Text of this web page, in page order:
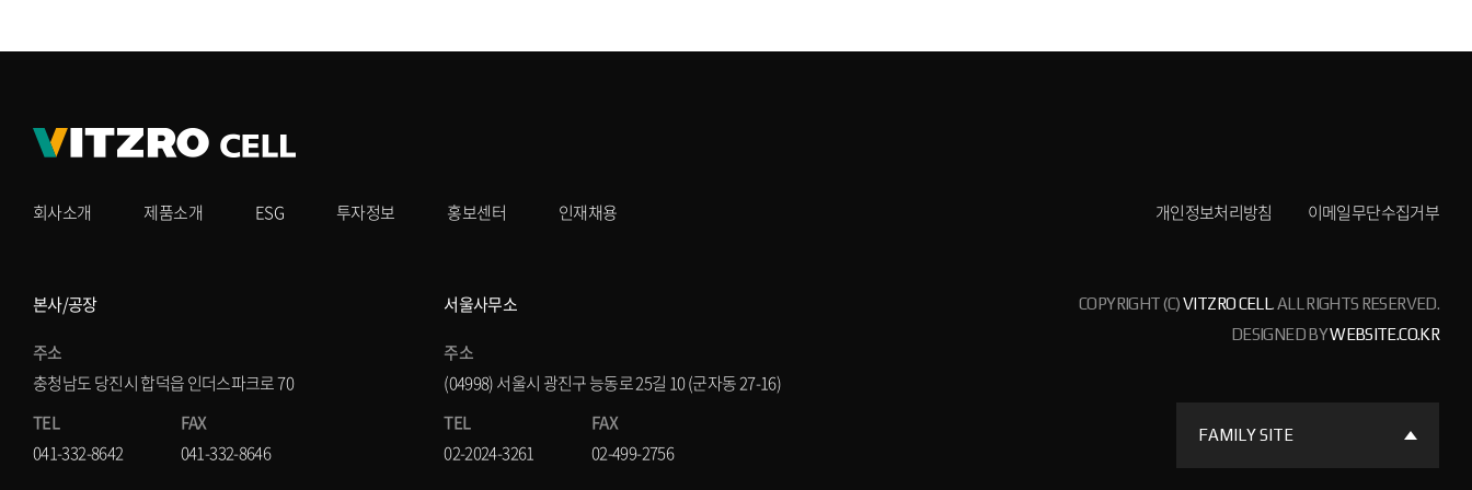
회사소개 제품소개 ESG 투자정보 홍보센터 인재채용 개인정보처리방침 이메일무단수집거부
FAMILY SITE
본사/공장
주소
충청남도 당진시 합덕읍 인더스파크로 70
TEL
041-332-8642
FAX
041-332-8646
서울사무소
주소
(04998) 서울시 광진구 능동로 25길 10 (군자동 27-16)
TEL
02-2024-3261
FAX
02-499-2756
COPYRIGHT (C)VITZRO CELL. ALL RIGHTS RESERVED.
DESIGNED BYWEBSITE.CO.KR